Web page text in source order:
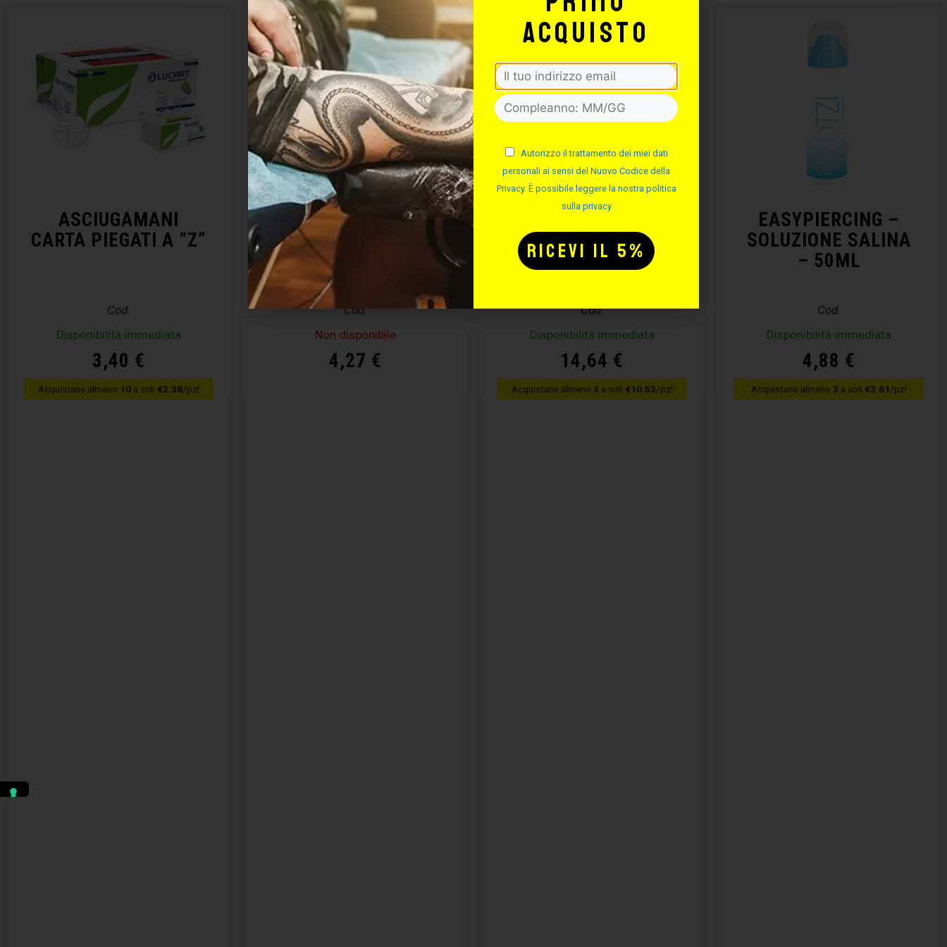
ASCIUGAMANI
CARTA PIEGATI A “Z”
Cod.
Disponibilità immediata
3,40 €
Acquistane almeno 10a soli €2.38/pz!
SALVIETTE IN TNT –
50PZ
Cod.
Non disponibile
4,27 €
– EASYPIERCING
Cod.
Disponibilità immediata
14,64 €
Acquistane almeno 3 a soli €10.53/pz!
EASYPIERCING –
SOLUZIONE SALINA
– 50ML
Cod.
Disponibilità immediata
4,88 €
Acquistane almeno 3 a soli €3.61/pz!
acquisto
Autorizzo il trattamento dei miei dati
personali ai sensi del Nuovo Codice della
Privacy. È possibile leggere la nostra politica
sulla privacy